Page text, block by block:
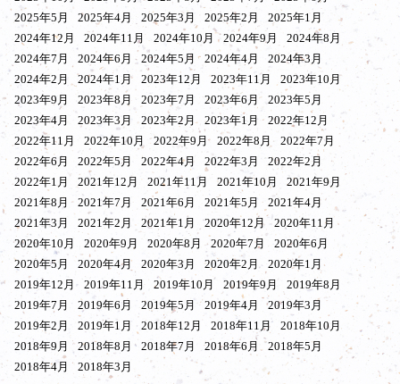
2025年5月
2025年4月 2025年3月 2025年2月
2025年1月
2024年12月
2024年11月 2024年10月 2024年9月
2024年8月
2024年7月
2024年6月 2024年5月 2024年4月
2024年3月
2024年2月
2024年1月 2023年12月 2023年11月
2023年10月
2023年9月
2023年8月 2023年7月 2023年6月
2023年5月
2023年4月
2023年3月 2023年2月 2023年1月
2022年12月
2022年11月
2022年10月 2022年9月 2022年8月
2022年7月
2022年6月
2022年5月 2022年4月 2022年3月
2022年2月
2022年1月
2021年12月 2021年11月 2021年10月
2021年9月
2021年8月
2021年7月 2021年6月 2021年5月
2021年4月
2021年3月
2021年2月 2021年1月 2020年12月
2020年11月
2020年10月
2020年9月 2020年8月 2020年7月
2020年6月
2020年5月
2020年4月 2020年3月 2020年2月
2020年1月
2019年12月
2019年11月 2019年10月 2019年9月
2019年8月
2019年7月
2019年6月 2019年5月 2019年4月
2019年3月
2019年2月
2019年1月 2018年12月 2018年11月
2018年10月
2018年9月
2018年8月 2018年7月 2018年6月
2018年5月
2018年4月
2018年3月